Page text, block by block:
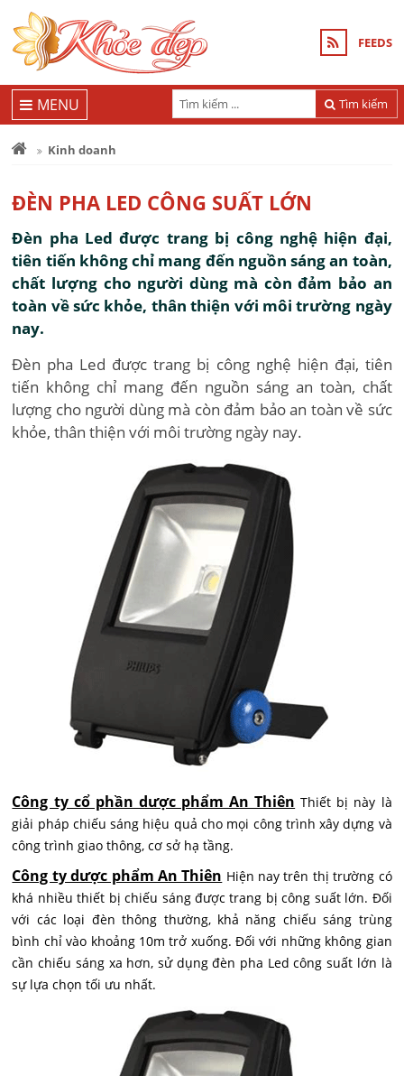
FEEDS
Tìm kiếm
MENU
Kinh doanh
ĐÈN PHA LED CÔNG SUẤT LỚN
Đèn pha Led được trang bị công nghệ hiện đại,
tiên tiến không chỉ mang đến nguồn sáng an toàn,
chất lượng cho người dùng mà còn đảm bảo an
toàn về sức khỏe, thân thiện với môi trường ngày
nay.
Đèn pha Led được trang bị công nghệ hiện đại, tiên
tiến không chỉ mang đến nguồn sáng an toàn, chất
lượng cho người dùng mà còn đảm bảo an toàn về sức
khỏe, thân thiện với môi trường ngày nay.
Công ty cổ phần dược phẩm An Thiên Thiết bị này là
giải pháp chiếu sáng hiệu quả cho mọi công trình xây dựng và
công trình giao thông, cơ sở hạ tầng.
Công ty dược phẩm An Thiên Hiện nay trên thị trường có
khá nhiều thiết bị chiếu sáng được trang bị công suất lớn. Đối
với các loại đèn thông thường, khả năng chiếu sáng trùng
bình chỉ vào khoảng 10m trở xuống. Đối với những không gian
cần chiếu sáng xa hơn, sử dụng đèn pha Led công suất lớn là
sự lựa chọn tối ưu nhất.